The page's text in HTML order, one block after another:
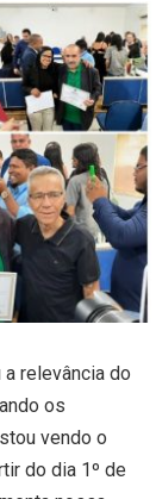
relevância do
os
vendo o
do dia 1º de